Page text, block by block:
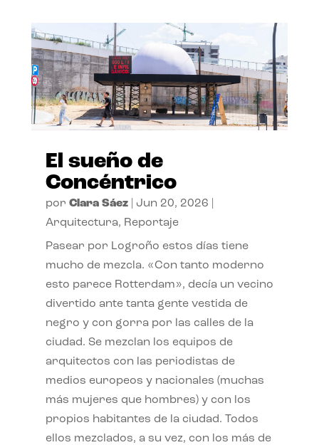
El sueño de
Concéntrico
por Clara Sáez| Jun 20, 2026
Arquitectura, Reportaje
Pasear por Logroño estos días tiene
mucho de mezcla. «Con tanto moderno
esto parece Rotterdam», decía un vecino
divertido ante tanta gente vestida de
negro y con gorra por las calles de la
ciudad. Se mezclan los equipos de
arquitectos con las periodistas de
medios europeos y nacionales (muchas
más mujeres que hombres) y con los
propios habitantes de la ciudad. Todos
ellos mezclados, a su vez, con los más de